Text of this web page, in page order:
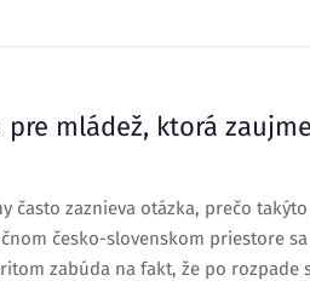
mládež, ktorá
často zaznieva otázka, prečo
česko-slovenskom priestore
zabúda na fakt, že po rozpade